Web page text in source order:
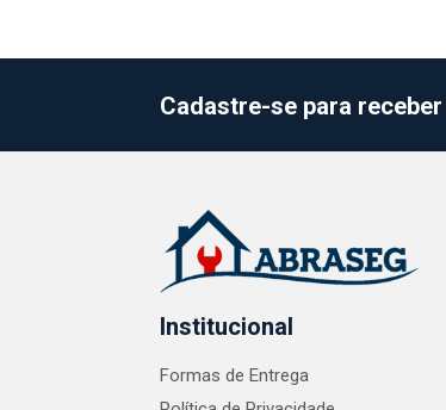
Cadastre-se para
Institucional
Formas de Entrega